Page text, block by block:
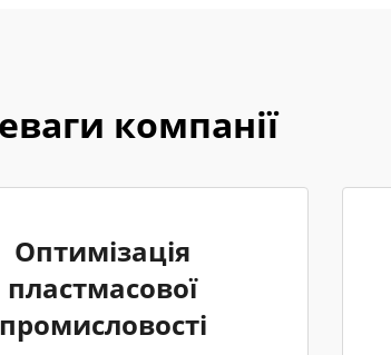
компанії
Оптимізація
пластмасової
промисловості